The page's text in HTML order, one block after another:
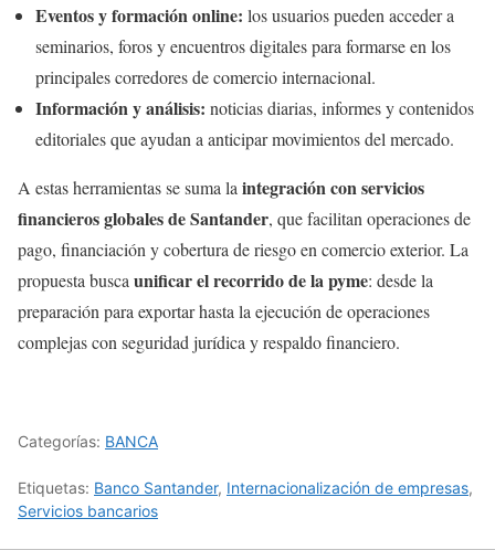
Eventos y formación online: los usuarios pueden acceder a
seminarios, foros y encuentros digitales para formarse en los
principales corredores de comercio internacional.
Información y análisis: noticias diarias, informes y contenidos
editoriales que ayudan a anticipar movimientos del mercado.
A estas herramientas se suma la integración con servicios
financieros globales de Santander, que facilitan operaciones de
pago, financiación y cobertura de riesgo en comercio exterior. La
propuesta busca unificar el recorrido de la pyme: desde la
preparación para exportar hasta la ejecución de operaciones
complejas con seguridad jurídica y respaldo financiero.
Categorías: BANCA
Etiquetas: Banco Santander, Internacionalización de empresas,
Servicios bancarios